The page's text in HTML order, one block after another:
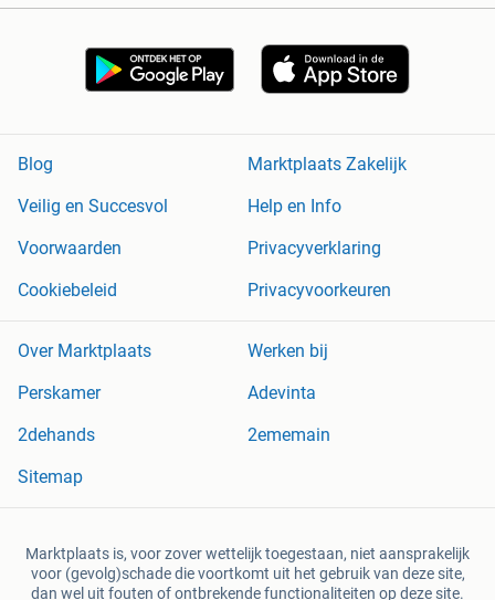
Blog
Marktplaats Zakelijk
Veilig en Succesvol
Help en Info
Voorwaarden
Privacyverklaring
Cookiebeleid
Privacyvoorkeuren
Over Marktplaats
Werken bij
Perskamer
Adevinta
2dehands
2ememain
Sitemap
Marktplaats is, voor zover wettelijk toegestaan, niet aansprakelijk
voor (gevolg)schade die voortkomt uit het gebruik van deze site,
dan wel uit fouten of ontbrekende functionaliteiten op deze site.